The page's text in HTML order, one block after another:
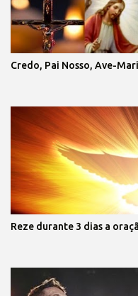
Credo, Pai Nosso, Ave-
Reze durante 3 dias a